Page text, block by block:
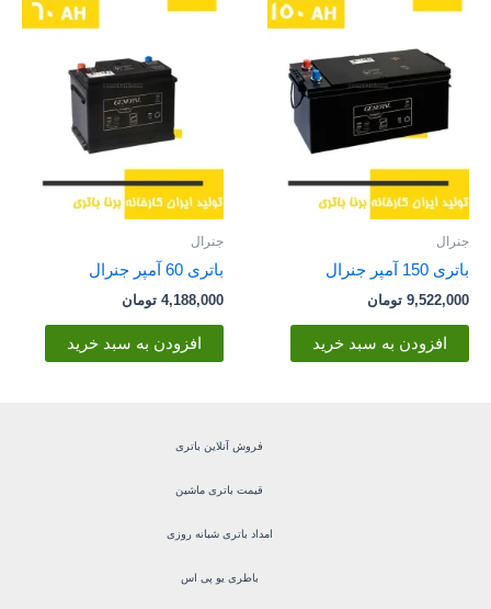
جنرال
باتری 150 آمپر جنرال
9,522,000 تومان
افزودن به سبد خرید
جنرال
باتری 60 آمپر جنرال
4,188,000 تومان
افزودن به سبد خرید
فروش آنلاین باتری
قیمت باتری ماشین
امداد باتری شبانه روزی
باطری یو پی اس